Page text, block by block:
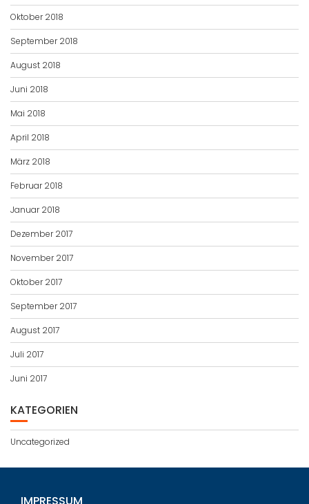
Oktober 2018
September 2018
August 2018
Juni 2018
Mai 2018
April 2018
März 2018
Februar 2018
Januar 2018
Dezember 2017
November 2017
Oktober 2017
September 2017
August 2017
Juli 2017
Juni 2017
KATEGORIEN
Uncategorized